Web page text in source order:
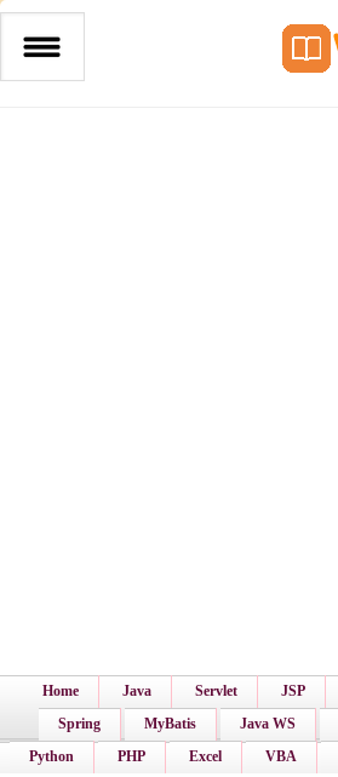
Home Java Servlet JSP
Spring
MyBatis Java WS
Python
PHP Excel VBA